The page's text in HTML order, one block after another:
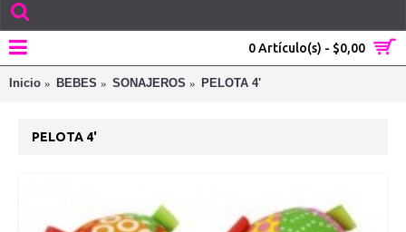
0 Artículo(s) - $0,00
Inicio BEBES SONAJEROS PELOTA 4'
PELOTA 4'